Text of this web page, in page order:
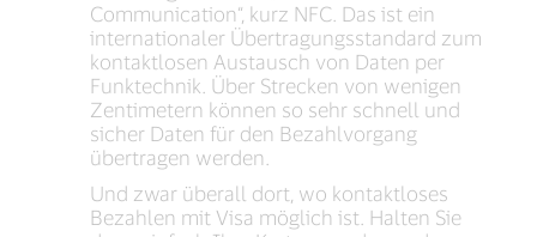
Communication“, kurz NFC. Das ist ein
internationaler Übertragungsstandard zum
kontaktlosen Austausch von Daten per
Funktechnik. Über Strecken von wenigen
Zentimetern können so sehr schnell und
sicher Daten für den Bezahlvorgang
übertragen werden.
Und zwar überall dort, wo kontaktloses
Bezahlen mit Visa möglich ist. Halten Sie